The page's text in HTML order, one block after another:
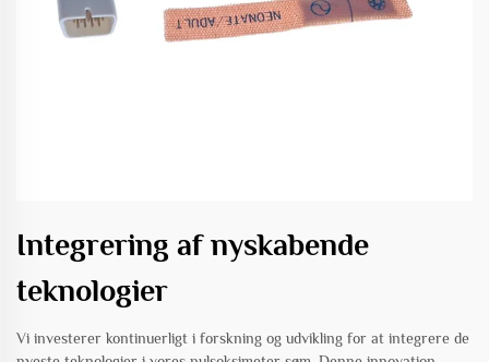
Integrering af nyskabende
teknologier
Vi investerer kontinuerligt i forskning og udvikling for at integrere de